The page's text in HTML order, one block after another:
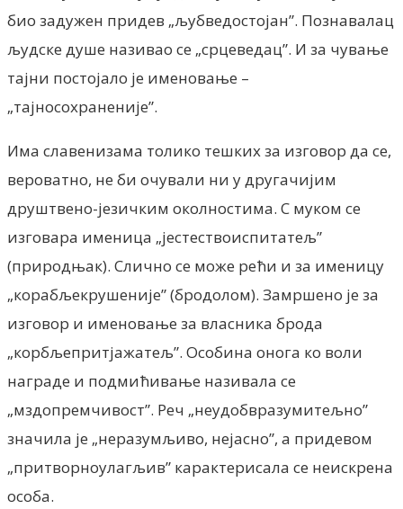
био задужен придев „љубведостојан”. Познавалац
људске душе називао се „срцеведац”. И за чување
тајни постојало је именовање –
„тајносохраненије”.
Има славенизама толико тешких за изговор да се,
вероватно, не би очували ни у другачијим
друштвено-језичким околностима. С муком се
изговара именица „јестествоиспитатељ”
(природњак). Слично се може рећи и за именицу
„корабљекрушеније” (бродолом). Замршено је за
изговор и именовање за власника брода
„корбљепритјажатељ”. Особина онога ко воли
награде и подмићивање називала се
„мздопремчивост”. Реч „неудобвразумитељно”
значила је „неразумљиво, нејасно”, а придевом
„притворноулагљив” карактерисала се неискрена
особа.